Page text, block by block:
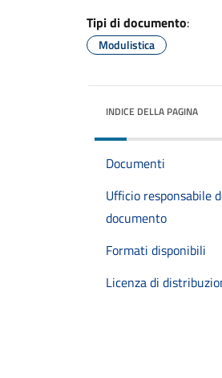
Tipi di documento:
Modulistica
INDICE DELLA PAGINA
Documenti
Ufficio responsabile
documento
Formati disponibili
Licenza di